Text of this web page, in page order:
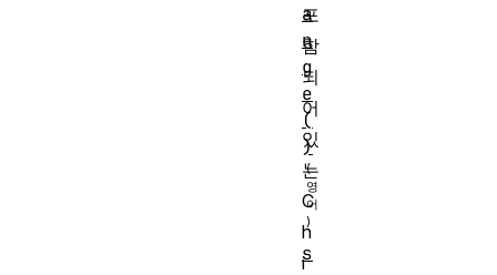
포
함
되
어
있
는
C
h
i
a
n
g
e
(
)
s